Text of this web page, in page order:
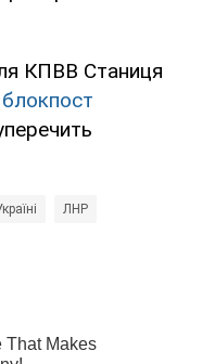
КПВВ Станиця
ЛНР